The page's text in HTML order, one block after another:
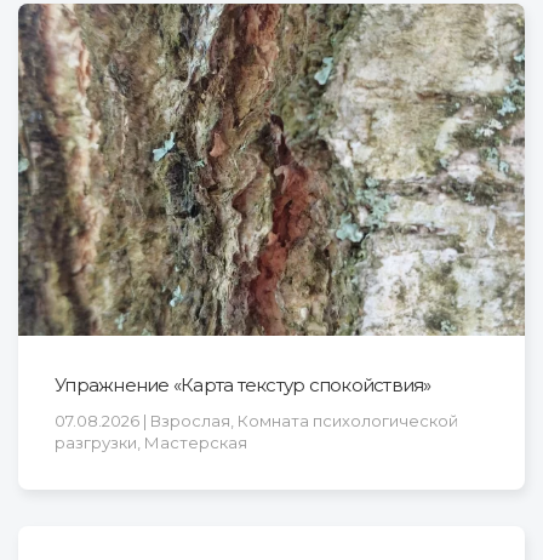
Упражнение «Карта текстур спокойствия»
07.08.2026 | Взрослая, Комната психологической
разгрузки, Мастерская